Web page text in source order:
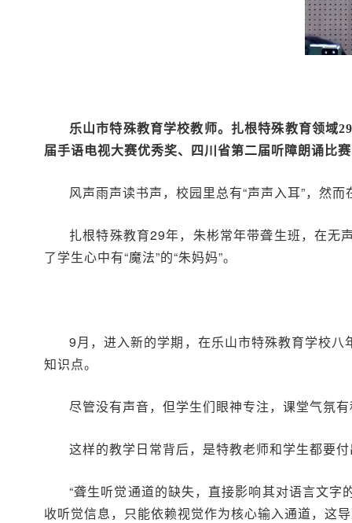
乐山市特殊教育学校教师。扎根特殊教育领域
届手语电视大赛优秀奖、四川省第二届听障朗诵比
风声雨声读书声，校园里总有“声声入耳”，然
扎根特殊教育29年，朱彬常年带聋生班，在无
了学生心中有“魔法”的“朱妈妈”。
9月，进入新的学期，在乐山市特殊教育学校
知识点。
尽管没有声音，但学生们眼神专注，课堂气氛
这样的教学日常背后，是特教老师和学生都要
“聋生听觉通道的缺失，直接影响其对语言文
收听觉信息，只能依赖视觉作为核心输入通道，这